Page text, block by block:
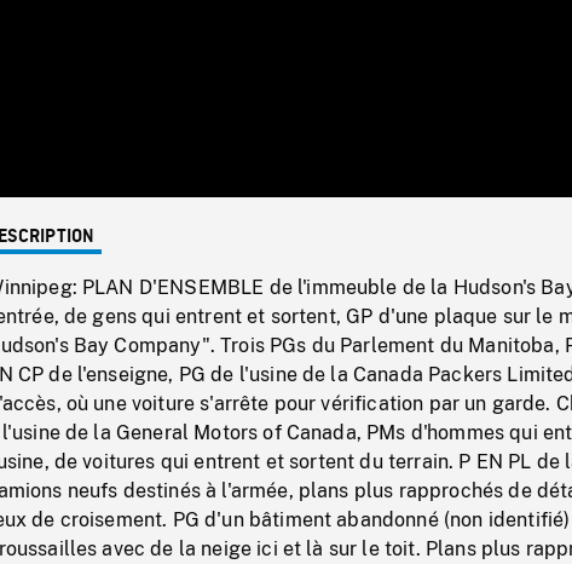
PLAN D'ENSEMBLE de l'immeuble de la Hudson's
de gens qui entrent et sortent, GP d'une plaque sur le
Bay Company". Trois PGs du Parlement du Manitoba,
CP de l'enseigne, PG de l'usine de la Canada Packers
où une voiture s'arrête pour vérification par un garde.
de la General Motors of Canada, PMs d'hommes qui
de voitures qui entrent et sortent du terrain. P EN PL de
neufs destinés à l'armée, plans plus rapprochés de
de croisement. PG d'un bâtiment abandonné (non
avec de la neige ici et là sur le toit. Plans plus